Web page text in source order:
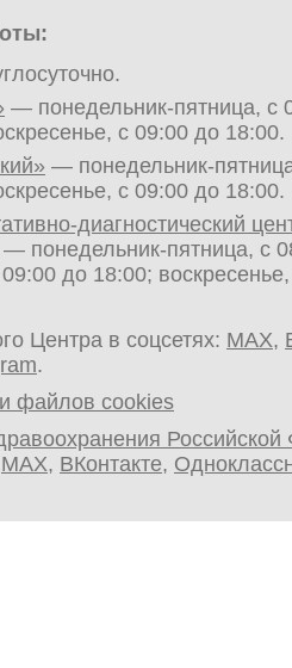
— понедельник-пятница, с
с 09:00 до 18:00.
— понедельник-
с 09:00 до 18:00.
диагностический
— понедельник-пятница, с
до 18:00;
Центра в соцсетях: MAX,
.
файлов cookies
MAX, ВКонтакте,